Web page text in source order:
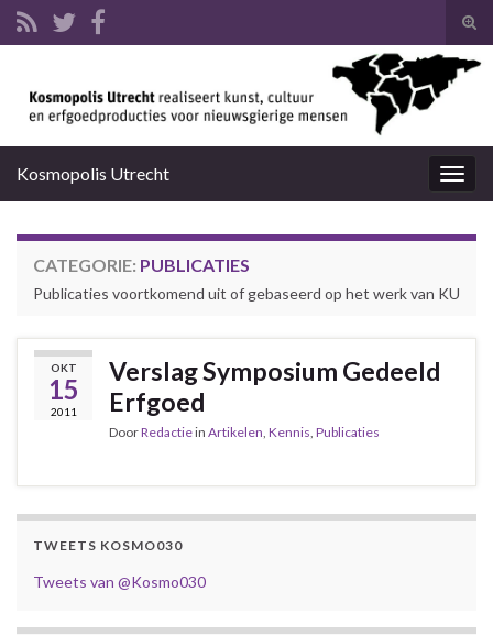
Kosmopolis Utrecht
CATEGORIE: PUBLICATIES
Publicaties voortkomend uit of gebaseerd op het werk van KU
OKT
15
2011
Verslag Symposium Gedeeld
Erfgoed
DoorRedactiein Artikelen, Kennis, Publicaties
TWEETS KOSMO030
Tweets van @Kosmo030